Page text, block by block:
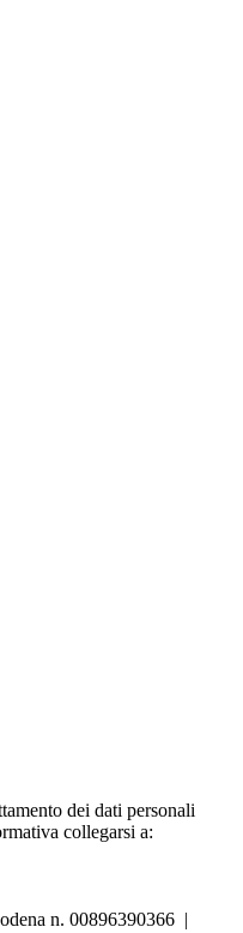
dei dati personali
collegarsi a:
n. 00896390366 |